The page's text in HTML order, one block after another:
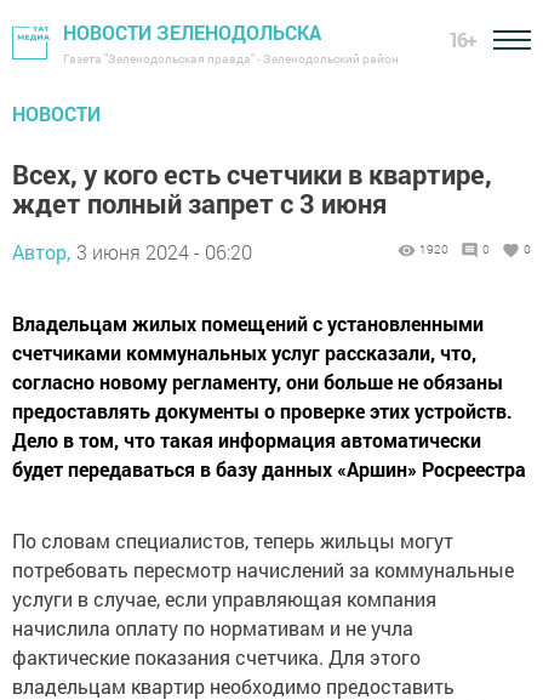
НОВОСТИ ЗЕЛЕНОДОЛЬСКА
Газета "Зеленодольская правда" - Зеленодольский район
16+
НОВОСТИ
Всех, у кого есть счетчики в квартире,
ждет полный запрет с 3 июня
Автор, 3 июня 2024 - 06:20 1920 0 0
Владельцам жилых помещений с установленными
счетчиками коммунальных услуг рассказали, что,
согласно новому регламенту, они больше не обязаны
предоставлять документы о проверке этих устройств.
Дело в том, что такая информация автоматически
будет передаваться в базу данных «Аршин» Росреестра
По словам специалистов, теперь жильцы могут
потребовать пересмотр начислений за коммунальные
услуги в случае, если управляющая компания
начислила оплату по нормативам и не учла
фактические показания счетчика. Для этого
владельцам квартир необходимо предоставить